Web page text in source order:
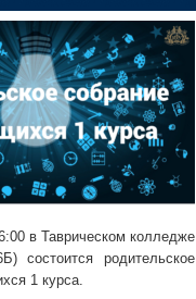
в Таврическом колледже
состоится родительское
1 курса.